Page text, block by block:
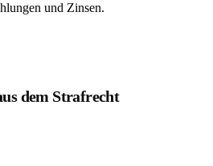
und Zinsen.
dem Strafrecht